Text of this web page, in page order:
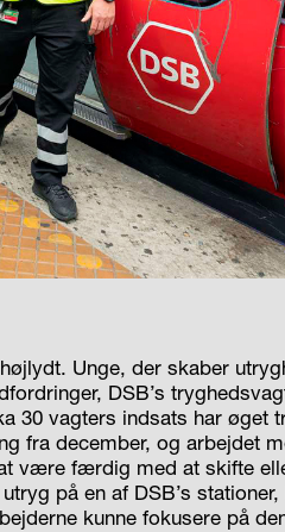
Unge, der skaber
DSB’s
30 vagters indsats har øget
fra december, og arbejdet
være færdig med at skifte
på en af DSB’s
kunne fokusere på